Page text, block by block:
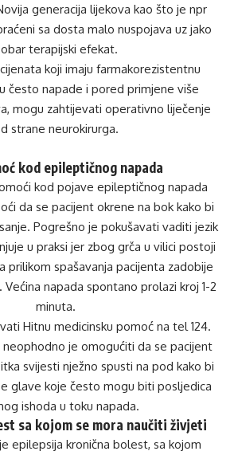
generacija lijekova kao što je npr
sa dosta malo nuspojava uz jako
terapijski efekat.
koji imaju farmakorezistentnu
često napade i pored primjene više
mogu zahtijevati operativno liječenje
strane neurokirurga.
kod epileptičnog napada
kod pojave epileptičnog napada
da se pacijent okrene na bok kako bi
Pogrešno je pokušavati vaditi jezik
u praksi jer zbog grča u vilici postoji
prilikom spašavanja pacijenta zadobije
Većina napada spontano prolazi kroj 1-2
minuta.
Hitnu medicinsku pomoć na tel 124.
neophodno je omogućiti da se pacijent
svijesti nježno spusti na pod kako bi
glave koje često mogu biti posljedica
ishoda u toku napada.
sa kojom se mora naučiti živjeti
epilepsija kronična bolest, sa kojom